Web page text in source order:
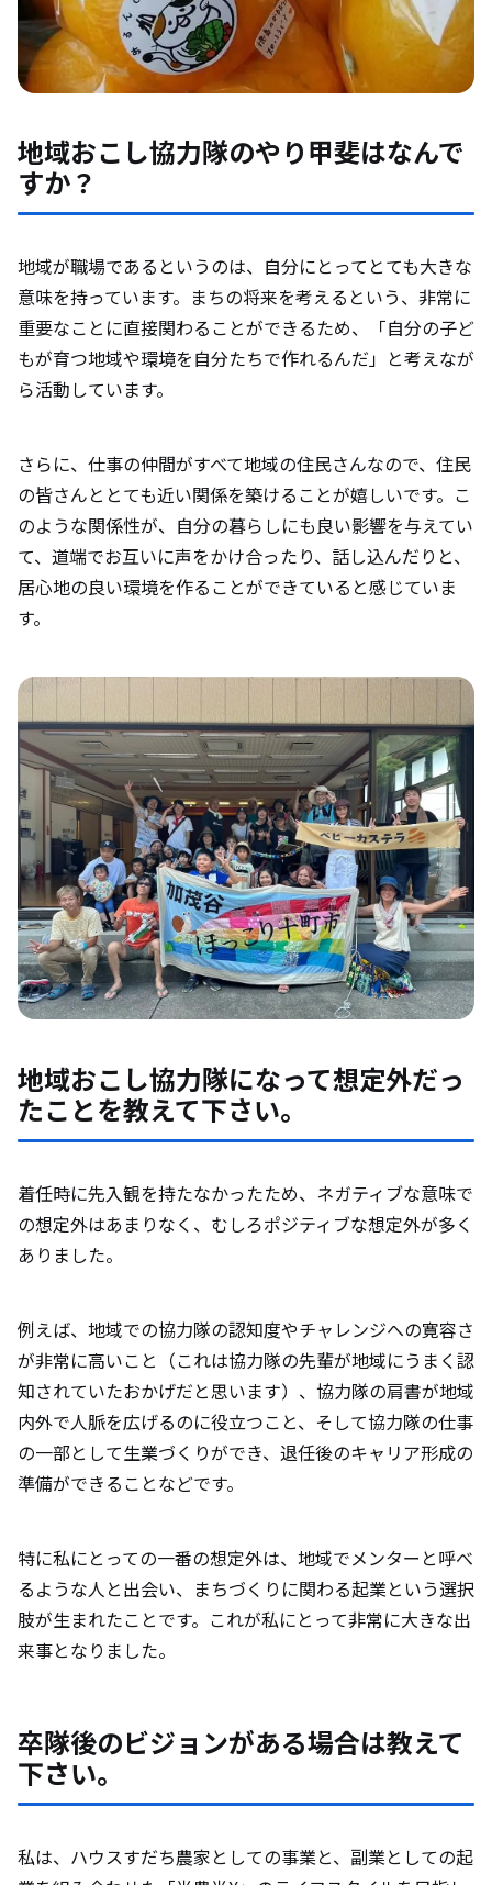
地域おこし協力隊のやり甲斐はなんで
すか？
地域が職場であるというのは、自分にとってとても大きな
意味を持っています。まちの将来を考えるという、非常に
重要なことに直接関わることができるため、「自分の子ど
もが育つ地域や環境を自分たちで作れるんだ」と考えなが
ら活動しています。
さらに、仕事の仲間がすべて地域の住民さんなので、住民
の皆さんととても近い関係を築けることが嬉しいです。こ
のような関係性が、自分の暮らしにも良い影響を与えてい
て、道端でお互いに声をかけ合ったり、話し込んだりと、
居心地の良い環境を作ることができていると感じていま
す。
地域おこし協力隊になって想定外だっ
たことを教えて下さい。
着任時に先入観を持たなかったため、ネガティブな意味で
の想定外はあまりなく、むしろポジティブな想定外が多く
ありました。
例えば、地域での協力隊の認知度やチャレンジへの寛容さ
が非常に高いこと（これは協力隊の先輩が地域にうまく認
知されていたおかげだと思います）、協力隊の肩書が地域
内外で人脈を広げるのに役立つこと、そして協力隊の仕事
の一部として生業づくりができ、退任後のキャリア形成の
準備ができることなどです。
特に私にとっての一番の想定外は、地域でメンターと呼べ
るような人と出会い、まちづくりに関わる起業という選択
肢が生まれたことです。これが私にとって非常に大きな出
来事となりました。
卒隊後のビジョンがある場合は教えて
下さい。
私は、ハウスすだち農家としての事業と、副業としての起